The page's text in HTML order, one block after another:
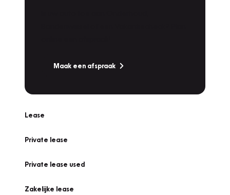
Maak een afspraak
Lease
Private lease
Private lease used
Zakelijke lease